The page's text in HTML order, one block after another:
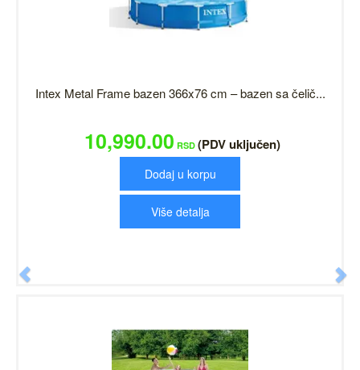
Intex Metal Frame bazen 366x76 cm – bazen sa čelič...
10,990.00 RSD (PDV uključen)
Dodaj u korpu
Više detalja